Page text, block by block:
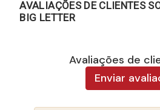
AVALIAÇÕES DE CLIENTES
BIG LETTER
Avaliações de
Enviar